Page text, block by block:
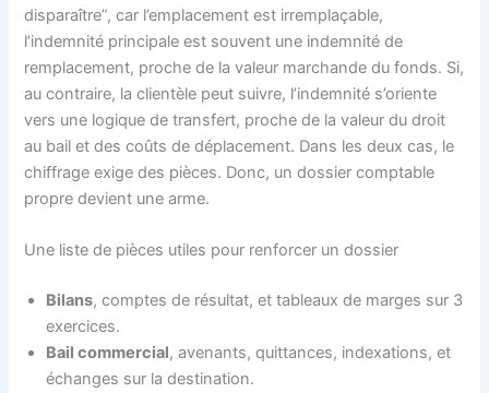
disparaître”, car l’emplacement est irremplaçable,
l’indemnité principale est souvent une indemnité de
remplacement, proche de la valeur marchande du fonds. Si,
au contraire, la clientèle peut suivre, l’indemnité s’oriente
vers une logique de transfert, proche de la valeur du droit
au bail et des coûts de déplacement. Dans les deux cas, le
chiffrage exige des pièces. Donc, un dossier comptable
propre devient une arme.
Une liste de pièces utiles pour renforcer un dossier
Bilans, comptes de résultat, et tableaux de marges sur 3
exercices.
Bail commercial, avenants, quittances, indexations, et
échanges sur la destination.